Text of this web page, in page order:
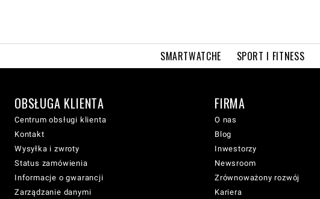
SMARTWATCHE SPORT I FITNESS
OBSŁUGA KLIENTA
Centrum obsługi klienta
Kontakt
Wysyłka i zwroty
Status zamówienia
Informacje o gwarancji
Zarządzanie danymi
FIRMA
O nas
Blog
Inwestorzy
Newsroom
Zrównoważony rozwój
Kariera